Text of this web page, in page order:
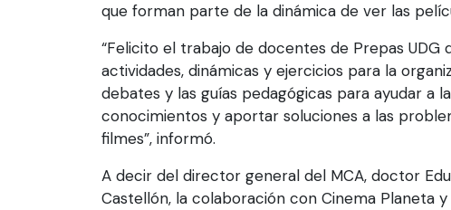
que forman parte de la dinámica de ver las
“Felicito el trabajo de docentes de Prepas UDG
actividades, dinámicas y ejercicios para la
debates y las guías pedagógicas para ayudar a
conocimientos y aportar soluciones a las
filmes”, informó.
A decir del director general del MCA, doctor
Castellón, la colaboración con Cinema Planeta